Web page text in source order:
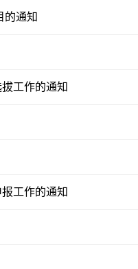
的通知
工作的通知
工作的通知